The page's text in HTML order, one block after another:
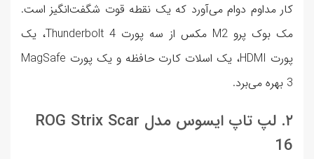
کار مداوم دوام می‌آورد که یک نقطه قوت شگفت‌انگیز است.
مک بوک پرو M2 مکس از سه پورت Thunderbolt 4، یک
پورت HDMI، یک اسلات کارت حافظه و یک پورت MagSafe
3 بهره می‌برد.
۲. لپ تاپ ایسوس مدل ROG Strix Scar
16